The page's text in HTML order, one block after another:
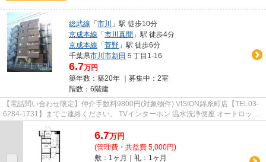
総武線 「市川
」駅 徒歩10分
京成本線 「市川真間 」駅 徒歩4分
京成本線 「菅野 」駅 徒歩6分
千葉県市川市新田 ５丁目1-16
6.7万円
築年数：築20年 ｜募集中： 2室
階数：6階建
【電話問い合わせ限定】仲介手数料9800円(対象物件) VISION錦糸町店【TEL03-
6284-1731】までご連絡ください。 TVインターホン 温水洗浄便座 オートロック
バストイレ別 防犯カメラ
6.7万円
(管理費・共益費 5,000円)
敷：1ヶ月｜礼：1ヶ月